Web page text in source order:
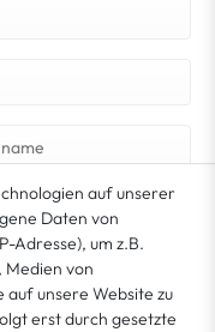
für unseren News­letter­versand
Datenschutzerklärung *
auf unserer
Daten von
Adresse), um z.B.
Medien von
unsere Website zu
erst durch gesetzte